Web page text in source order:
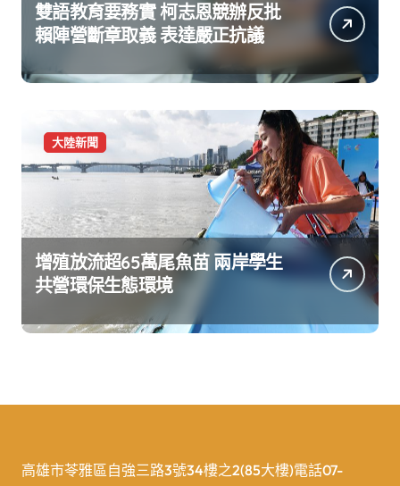
雙語教育要務實 柯志恩競辦反批
賴陣營斷章取義 表達嚴正抗議
大陸新聞
增殖放流超65萬尾魚苗 兩岸學生
共營環保生態環境
高雄市苓雅區自強三路3號34樓之2(85大樓)電話07-